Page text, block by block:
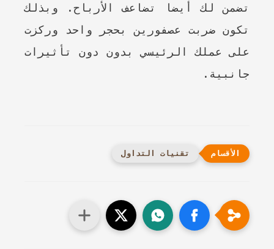
تضمن لك أيضا تضاعف الأرباح. وبذلك
تكون ضربت عصفورين بحجر واحد وركزت
على عملك الرئيسي بدون دون تأثيرات
جانبية.
تقنيات التداول